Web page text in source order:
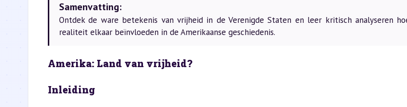
Samenvatting:
Ontdek de ware betekenis van vrijheid in de Verenigde Staten en leer kritisch analyseren
realiteit elkaar beïnvloeden in de Amerikaanse geschiedenis.
Amerika: Land van vrijheid?
Inleiding